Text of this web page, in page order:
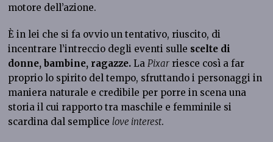
motore dell’azione.
È in lei che si fa ovvio un tentativo, riuscito, di
incentrare l’intreccio degli eventi sulle scelte di
donne, bambine, ragazze. LaPixar riesce così a far
proprio lo spirito del tempo, sfruttando i personaggi in
maniera naturale e credibile per porre in scena una
storia il cui rapporto tra maschile e femminile si
scardina dal semplice love interest.